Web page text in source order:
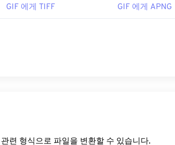
GIF 에게 TIFF GIF 에게 APNG
련 형식으로 파일을 변환할 수 있습니다.